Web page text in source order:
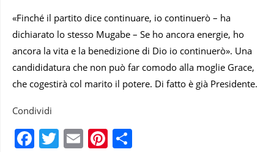
«Finché il partito dice continuare, io continuerò – ha
dichiarato lo stesso Mugabe – Se ho ancora energie, ho
ancora la vita e la benedizione di Dio io continuerò». Una
candididatura che non può far comodo alla moglie Grace,
che cogestirà col marito il potere. Di fatto è già Presidente.
Condividi
Facebook
Twitter
EmailPinterest